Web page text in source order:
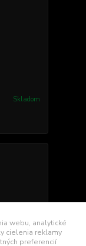
Skladom
webu, analytické
cielenia reklamy
preferencií